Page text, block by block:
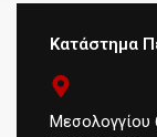
Κατάστημα
Μεσολογγίου